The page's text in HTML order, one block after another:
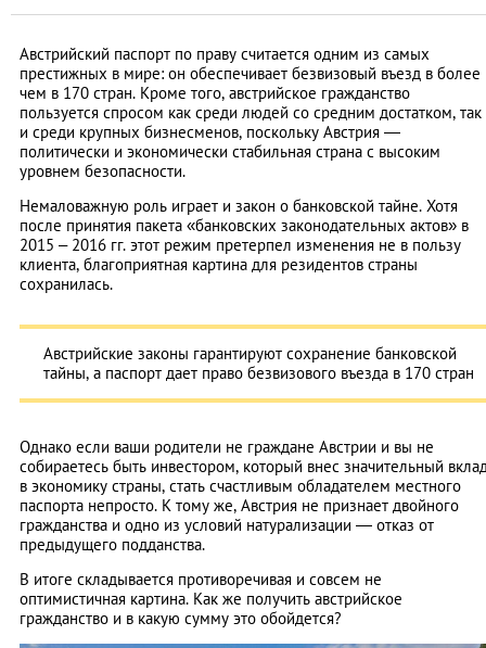
Австрийский паспорт по праву считается одним из самых
престижных в мире: он обеспечивает безвизовый въезд в более
чем в 170 стран. Кроме того, австрийское гражданство
пользуется спросом как среди людей со средним достатком, так
и среди крупных бизнесменов, поскольку Австрия —
политически и экономически стабильная страна с высоким
уровнем безопасности.
Немаловажную роль играет и закон о банковской тайне. Хотя
после принятия пакета «банковских законодательных актов» в
2015 – 2016 гг. этот режим претерпел изменения не в пользу
клиента, благоприятная картина для резидентов страны
сохранилась.
Австрийские законы гарантируют сохранение банковской
тайны, а паспорт дает право безвизового въезда в 170 стран
Однако если ваши родители не граждане Австрии и вы не
собираетесь быть инвестором, который внес значительный
в экономику страны, стать счастливым обладателем местного
паспорта непросто. К тому же, Австрия не признает двойного
гражданства и одно из условий натурализации — отказ от
предыдущего подданства.
В итоге складывается противоречивая и совсем не
оптимистичная картина. Как же получить австрийское
гражданство и в какую сумму это обойдется?